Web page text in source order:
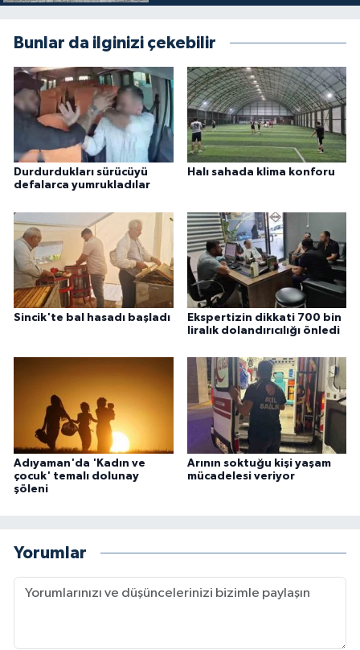
Bunlar da ilginizi çekebilir
Durdurdukları sürücüyü
defalarca yumrukladılar
Halı sahada klima konforu
Sincik'te bal hasadı başladı
Ekspertizin dikkati 700 bin
liralık dolandırıcılığı önledi
Adıyaman'da 'Kadın ve
çocuk' temalı dolunay
şöleni
Arının soktuğu kişi yaşam
mücadelesi veriyor
Yorumlar